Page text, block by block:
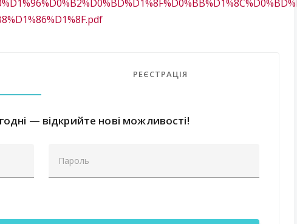
РЕЄСТРАЦІЯ
— відкрийте нові можливості!